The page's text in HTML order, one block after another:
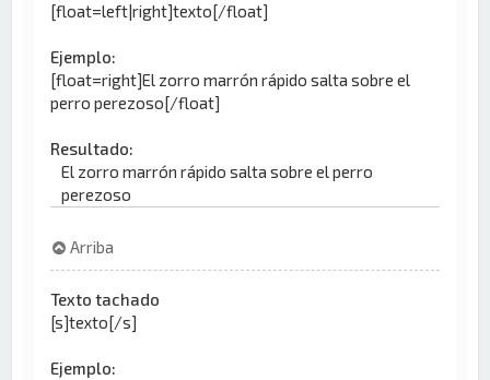
[float=left|right]texto[/float]
Ejemplo:
[float=right]El zorro marrón rápido salta sobre el
perro perezoso[/float]
Resultado:
El zorro marrón rápido salta sobre el perro
perezoso
Arriba
Texto tachado
[s]texto[/s]
Ejemplo: